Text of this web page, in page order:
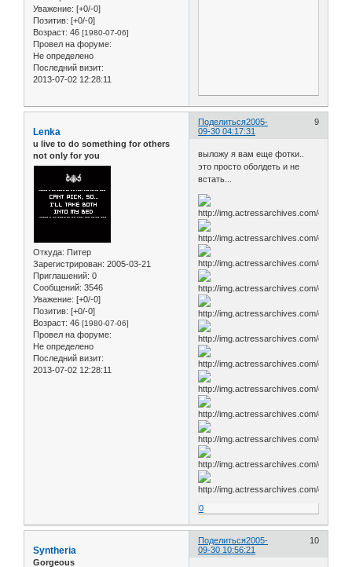
Уважение: [+0/-0]
Позитив: [+0/-0]
Возраст: 46 [1980-07-06]
Провел на форуме:
Не определено
Последний визит:
2013-07-02 12:28:11
Поделиться 9
2005-
09-30 04:17:31
Lenka
u live to do something for others
not only for you
Откуда: Питер
Зарегистрирован: 2005-03-21
Приглашений: 0
Сообщений: 3546
Уважение: [+0/-0]
Позитив: [+0/-0]
Возраст: 46 [1980-07-06]
Провел на форуме:
Не определено
Последний визит:
2013-07-02 12:28:11
выложу я вам еще фотки..
это просто оболдеть и не
встать...
0
Поделиться 10
2005-
09-30 10:56:21
Syntheria
Gorgeous